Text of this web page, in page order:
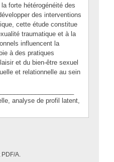
forte hétérogénéité des
des interventions
cette étude constitue
traumatique et à la
influencent la
à des pratiques
et du bien-être sexuel
et relationnelle au sein
analyse de profil latent,
A.